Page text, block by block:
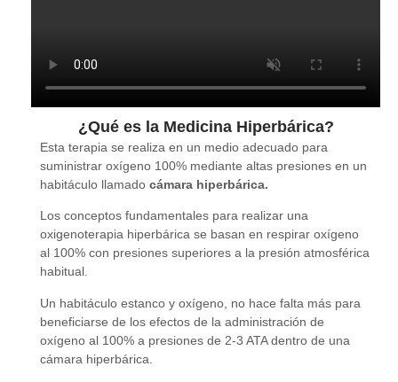
¿Qué es la Medicina Hiperbárica?
Esta terapia se realiza en un medio adecuado para
suministrar oxígeno 100% mediante altas presiones en un
habitáculo llamado cámara hiperbárica.
Los conceptos fundamentales para realizar una
oxigenoterapia hiperbárica se basan en respirar oxígeno
al 100% con presiones superiores a la presión atmosférica
habitual.
Un habitáculo estanco y oxígeno, no hace falta más para
beneficiarse de los efectos de la administración de
oxígeno al 100% a presiones de 2-3 ATA dentro de una
cámara hiperbárica.